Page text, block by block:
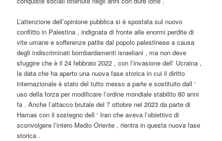
L’attenzione dell’opinione pubblica si è spostata sul nuovo
conflitto in Palestina , indignata di fronte alle enormi perdite di
vite umane e sofferenze patite dal popolo palestinese a causa
degli indiscriminati bombardamenti israeliani , ma non deve
sfuggire che è il 24 febbraio 2022 , con l’invasione dell’ Ucraina ,
la data che ha aperto una nuova fase storica in cui il diritto
internazionale è stato del tutto messo a parte e sostituito dall ‘
uso della forza per modificare l’ordine mondiale stabilito 80 anni
fa . Anche l’attacco brutale del 7 ottobre nel 2023 da parte di
Hamas con il sostegno dell ‘ Iran che aveva l’obiettivo di
sconvolgere l’intero Medio Oriente , rientra in questa nuova fase
storica .